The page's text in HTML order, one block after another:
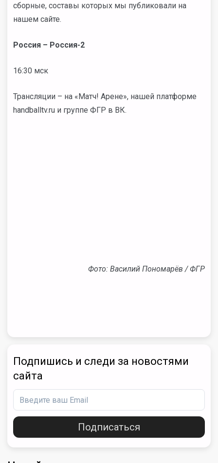
сборные, составы которых мы публиковали на
нашем сайте.
Россия – Россия-2
16:30 мск
Трансляции – на «Матч! Арене», нашей платформе
handballtv.ru и группе ФГР в ВК.
Фото: Василий Пономарёв / ФГР
Подпишись и следи за новостями
сайта
Подписаться